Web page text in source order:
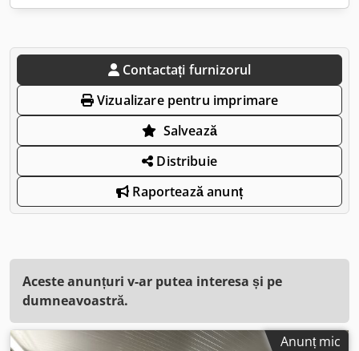
Contactați furnizorul
Vizualizare pentru imprimare
Salvează
Distribuie
Raportează anunț
Aceste anunțuri v-ar putea interesa și pe
dumneavoastră.
Anunț mic